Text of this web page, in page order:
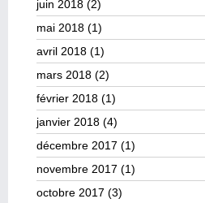
juin 2018 (2)
mai 2018 (1)
avril 2018 (1)
mars 2018 (2)
février 2018 (1)
janvier 2018 (4)
décembre 2017 (1)
novembre 2017 (1)
octobre 2017 (3)